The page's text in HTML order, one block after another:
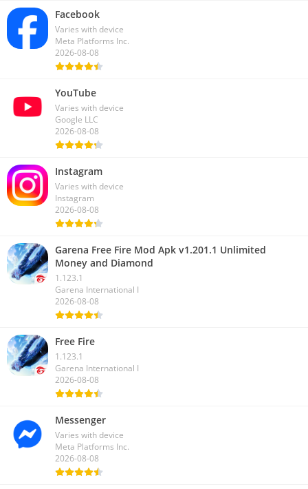
Facebook
Varies with device
Meta Platforms Inc.
2026-08-08
YouTube
Varies with device
Google LLC
2026-08-08
Instagram
Varies with device
Instagram
2026-08-08
Garena Free Fire Mod Apk v1.201.1 Unlimited
Money and Diamond
1.123.1
Garena International I
2026-08-08
Free Fire
1.123.1
Garena International I
2026-08-08
Messenger
Varies with device
Meta Platforms Inc.
2026-08-08